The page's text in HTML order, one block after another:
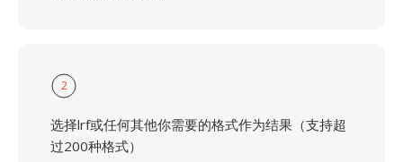
2
选择lrf或任何其他你需要的格式作为结果（支持超
过200种格式）